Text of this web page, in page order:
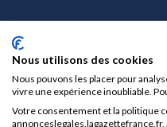
Nous utilisons des cookies
Nous pouvons les placer pour
vivre une expérience inoubliable.
Votre consentement et la politique